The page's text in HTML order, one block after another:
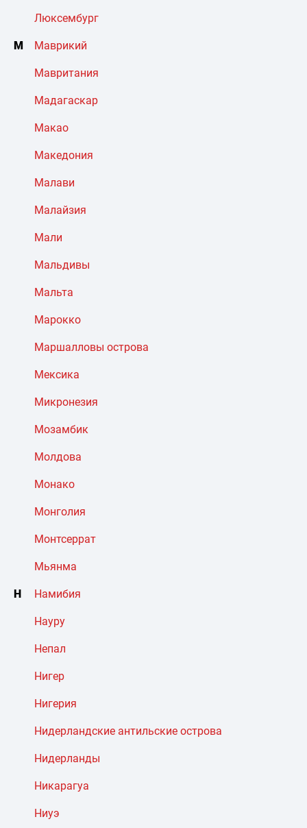
Люксембург
М Маврикий
Мавритания
Мадагаскар
Макао
Македония
Малави
Малайзия
Мали
Мальдивы
Мальта
Марокко
Маршалловы острова
Мексика
Микронезия
Мозамбик
Молдова
Монако
Монголия
Монтсеррат
Мьянма
Н Намибия
Науру
Непал
Нигер
Нигерия
Нидерландские антильские острова
Нидерланды
Никарагуа
Ниуэ